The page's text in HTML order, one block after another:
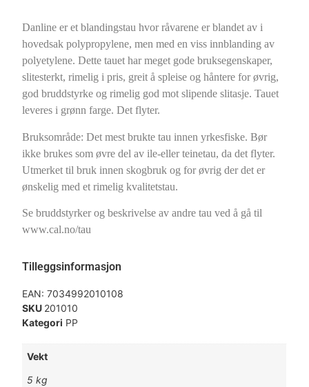
Danline er et blandingstau hvor råvarene er blandet av i
hovedsak polypropylene, men med en viss innblanding av
polyetylene. Dette tauet har meget gode bruksegenskaper,
slitesterkt, rimelig i pris, greit å spleise og håntere for øvrig,
god bruddstyrke og rimelig god mot slipende slitasje. Tauet
leveres i grønn farge. Det flyter.
Bruksområde: Det mest brukte tau innen yrkesfiske. Bør
ikke brukes som øvre del av ile-eller teinetau, da det flyter.
Utmerket til bruk innen skogbruk og for øvrig der det er
ønskelig med et rimelig kvalitetstau.
Se bruddstyrker og beskrivelse av andre tau ved å gå til
www.cal.no/tau
Tilleggsinformasjon
EAN:7034992010108
SKU 201010
Kategori PP
Vekt
5 kg